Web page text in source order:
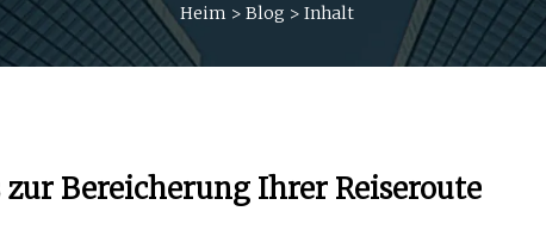
Heim > Blog > Inhalt
zur Bereicherung Ihrer Reiseroute